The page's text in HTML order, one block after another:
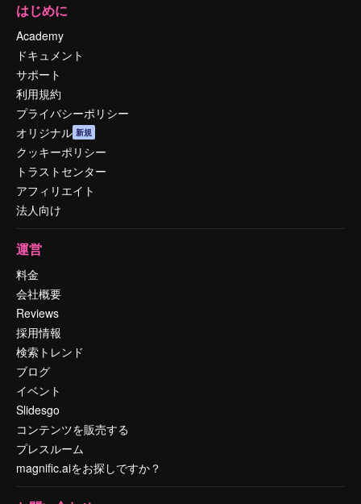
はじめに
Academy
ドキュメント
サポート
利用規約
プライバシーポリシー
オリジナル 新規
クッキーポリシー
トラストセンター
アフィリエイト
法人向け
運営
料金
会社概要
Reviews
採用情報
検索トレンド
ブログ
イベント
Slidesgo
コンテンツを販売する
プレスルーム
magnific.aiをお探しですか？